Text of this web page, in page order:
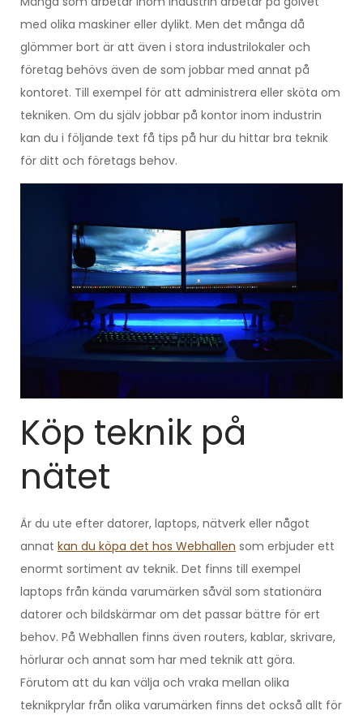
med olika maskiner eller dylikt. Men det många då
glömmer bort är att även i stora industrilokaler och
företag behövs även de som jobbar med annat på
kontoret. Till exempel för att administrera eller sköta om
tekniken. Om du själv jobbar på kontor inom industrin
kan du i följande text få tips på hur du hittar bra teknik
för ditt och företags behov.
Köp teknik på
nätet
Är du ute efter datorer, laptops, nätverk eller något
annat kan du köpa det hos Webhallen som erbjuder ett
enormt sortiment av teknik. Det finns till exempel
laptops från kända varumärken såväl som stationära
datorer och bildskärmar om det passar bättre för ert
behov. På Webhallen finns även routers, kablar, skrivare,
hörlurar och annat som har med teknik att göra.
Förutom att du kan välja och vraka mellan olika
teknikprylar från olika varumärken finns det också allt för